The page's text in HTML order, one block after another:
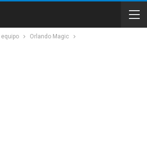
Orlando Magic